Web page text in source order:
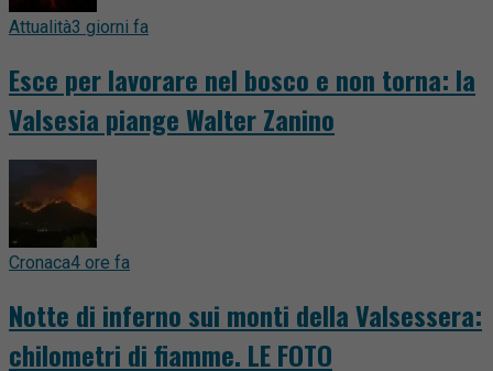
Attualità3 giorni fa
Esce per lavorare nel bosco e non torna: la
Valsesia piange Walter Zanino
Cronaca4 ore fa
Notte di inferno sui monti della Valsessera:
chilometri di fiamme. LE FOTO